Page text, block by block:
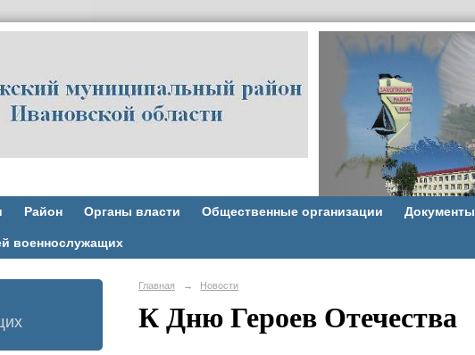
Район Органы власти Общественные организации Документы
военнослужащих
Главная → Новости
К Дню Героев Отечества